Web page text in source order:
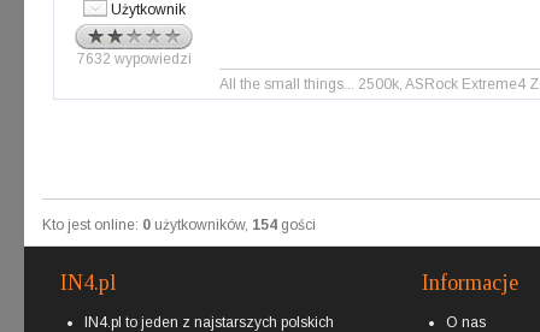
Użytkownik
7632 wypowiedzi
All the small things... 2500k, ASRock Extreme4
Kto jest online: 0 użytkowników, 154 gości
IN4.pl
IN4.pl to jeden z najstarszych polskich
Informacje
O nas